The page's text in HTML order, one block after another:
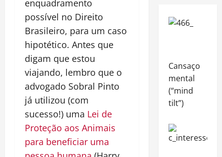
enquadramento
possível no Direito
Brasileiro, para um caso
hipotético. Antes que
digam que estou
viajando, lembro que o
advogado Sobral Pinto
já utilizou (com
sucesso!) uma Lei de
Proteção aos Animais
para beneficiar uma
Cansaço
mental
(“mind
tilt”)